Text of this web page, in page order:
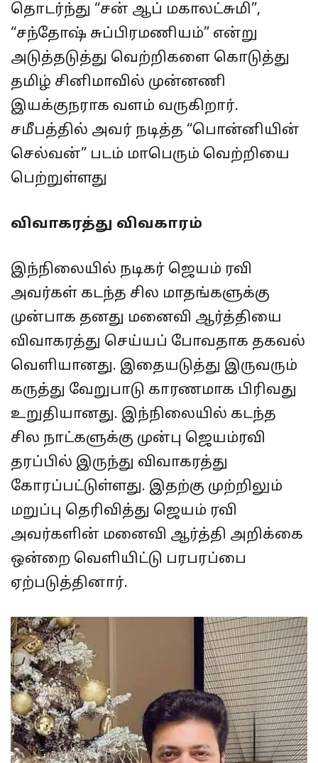
தொடர்ந்து “சன் ஆப் மகாலட்சுமி”,
“சந்தோஷ் சுப்பிரமணியம்” என்று
அடுத்தடுத்து வெற்றிகளை கொடுத்து
தமிழ் சினிமாவில் முன்னணி
இயக்குநராக வளம் வருகிறார்.
சமீபத்தில் அவர் நடித்த “பொன்னியின்
செல்வன்” படம் மாபெரும் வெற்றியை
பெற்றுள்ளது
விவாகரத்து விவகாரம்
இந்நிலையில் நடிகர் ஜெயம் ரவி
அவர்கள் கடந்த சில மாதங்களுக்கு
முன்பாக தனது மனைவி ஆர்த்தியை
விவாகரத்து செய்யப் போவதாக தகவல்
வெளியானது. இதையடுத்து இருவரும்
கருத்து வேறுபாடு காரணமாக பிரிவது
உறுதியானது. இந்நிலையில் கடந்த
சில நாட்களுக்கு முன்பு ஜெயம்ரவி
தரப்பில் இருந்து விவாகரத்து
கோரப்பட்டுள்ளது. இதற்கு முற்றிலும்
மறுப்பு தெரிவித்து ஜெயம் ரவி
அவர்களின் மனைவி ஆர்த்தி அறிக்கை
ஒன்றை வெளியிட்டு பரபரப்பை
ஏற்படுத்தினார்.